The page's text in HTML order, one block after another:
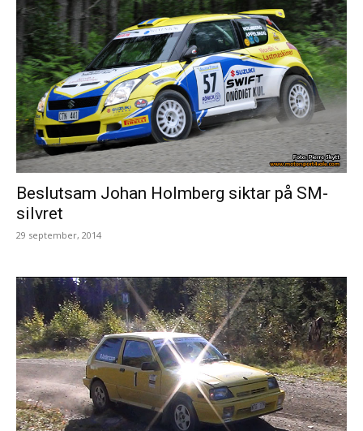
Beslutsam Johan Holmberg siktar på SM-
silvret
29 september, 2014